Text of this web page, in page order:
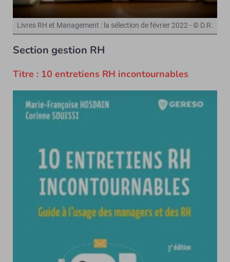
Livres RH et Management : la sélection de février 2022 - © D.R.
Section gestion RH
Titre : 10 entretiens RH incontournables